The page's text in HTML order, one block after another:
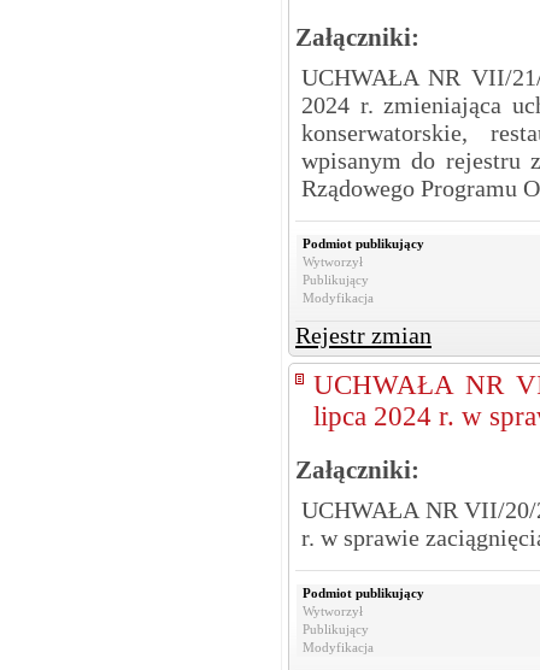
Załączniki:
UCHWAŁA NR VII/
2024 r. zmieniająca
konserwatorskie,
wpisanym do rejestru
Rządowego Programu
Podmiot publikujący
Wytworzył
Publikujący
Modyfikacja
Rejestr zmian
UCHWAŁA NR
lipca 2024 r. w
Załączniki:
UCHWAŁA NR VII/
r. w sprawie
Podmiot publikujący
Wytworzył
Publikujący
Modyfikacja